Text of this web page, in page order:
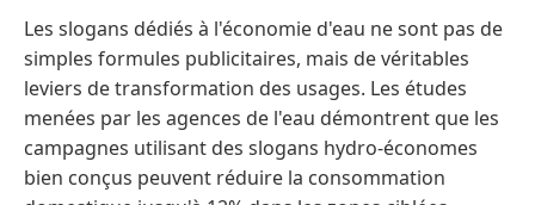
Les slogans dédiés à l'économie d'eau ne sont pas de
simples formules publicitaires, mais de véritables
leviers de transformation des usages. Les études
menées par les agences de l'eau démontrent que les
campagnes utilisant des slogans hydro-économes
bien conçus peuvent réduire la consommation